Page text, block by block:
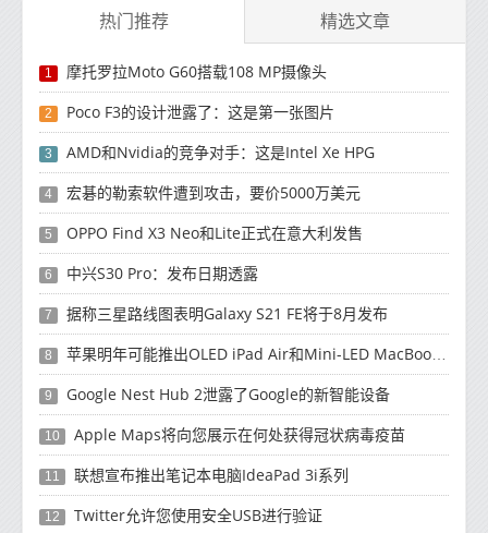
热门推荐 精选文章
1 摩托罗拉Moto G60搭载108 MP摄像头
2 Poco F3的设计泄露了：这是第一张图片
3 AMD和Nvidia的竞争对手：这是Intel Xe HPG
4 宏碁的勒索软件遭到攻击，要价5000万美元
5 OPPO Find X3 Neo和Lite正式在意大利发售
6 中兴S30 Pro：发布日期透露
7 据称三星路线图表明Galaxy S21 FE将于8月发布
8 苹果明年可能推出OLED iPad Air和Mini-LED MacBook Air
9 Google Nest Hub 2泄露了Google的新智能设备
10 Apple Maps将向您展示在何处获得冠状病毒疫苗
11 联想宣布推出笔记本电脑IdeaPad 3i系列
12 Twitter允许您使用安全USB进行验证